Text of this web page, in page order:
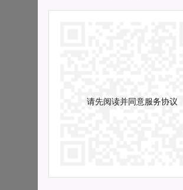
请先阅读并同意服务协议